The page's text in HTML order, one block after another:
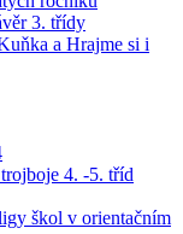
3. třídy
a Hrajme si i
4. -5. tříd
škol v orientačním